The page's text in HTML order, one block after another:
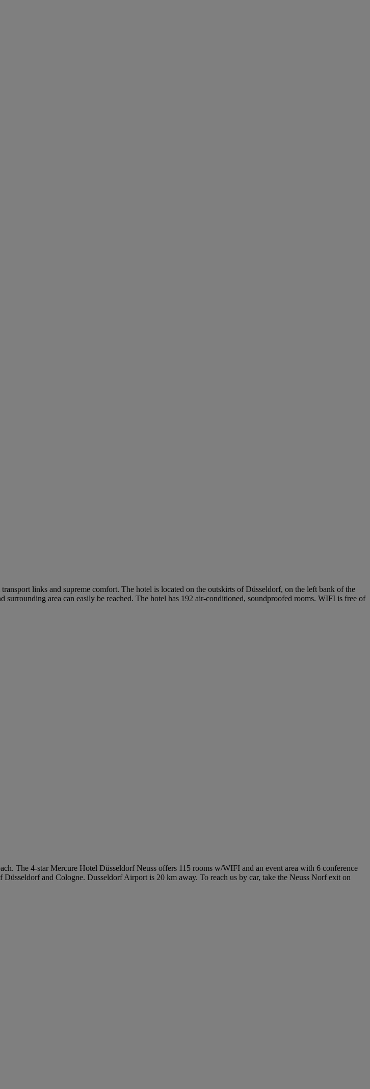
links and supreme comfort. The hotel is located on the outskirts of Düsseldorf, on the left bank of the
area can easily be reached. The hotel has 192 air-conditioned, soundproofed rooms. WIFI is free of
The 4-star Mercure Hotel Düsseldorf Neuss offers 115 rooms w/WIFI and an event area with 6 conference
and Cologne. Dusseldorf Airport is 20 km away. To reach us by car, take the Neuss Norf exit on